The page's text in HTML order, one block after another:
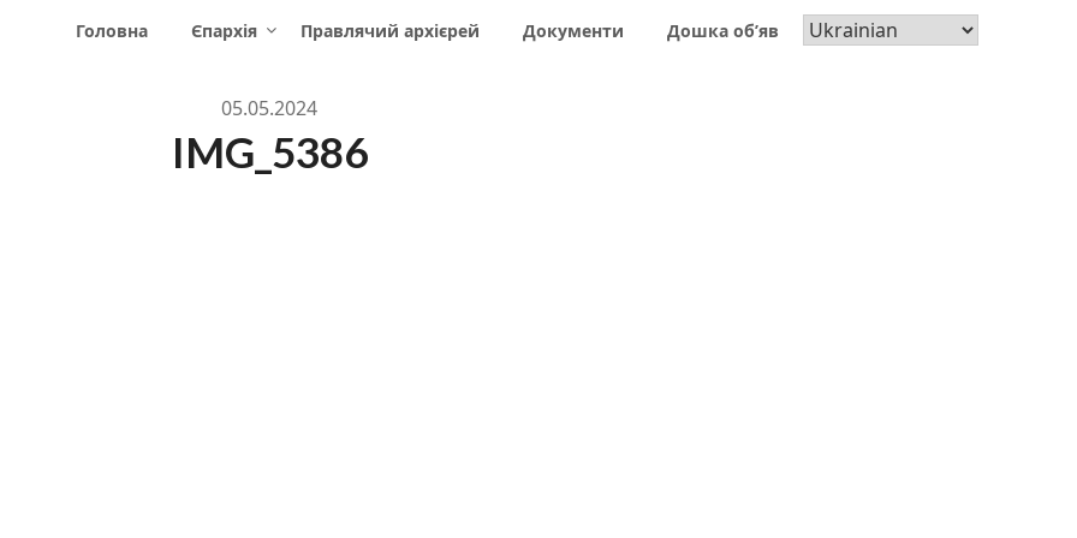
Головна Єпархія Правлячий архієрей Документи Дошка об’яв
05.05.2024
IMG_5386